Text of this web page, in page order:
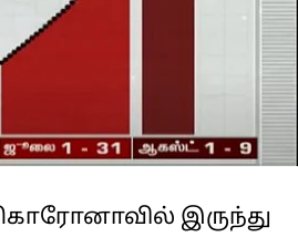
கொரோனாவில் இருந்து